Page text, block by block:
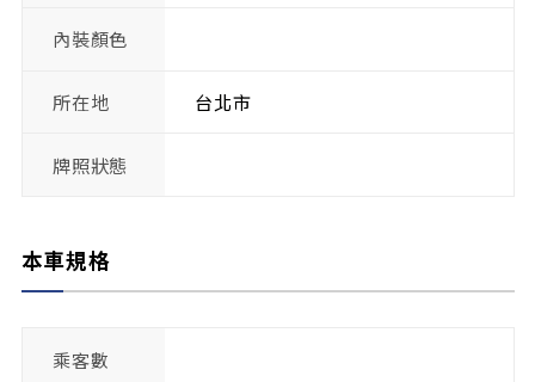
內裝顏色
所在地 台北市
牌照狀態
本車規格
乘客數